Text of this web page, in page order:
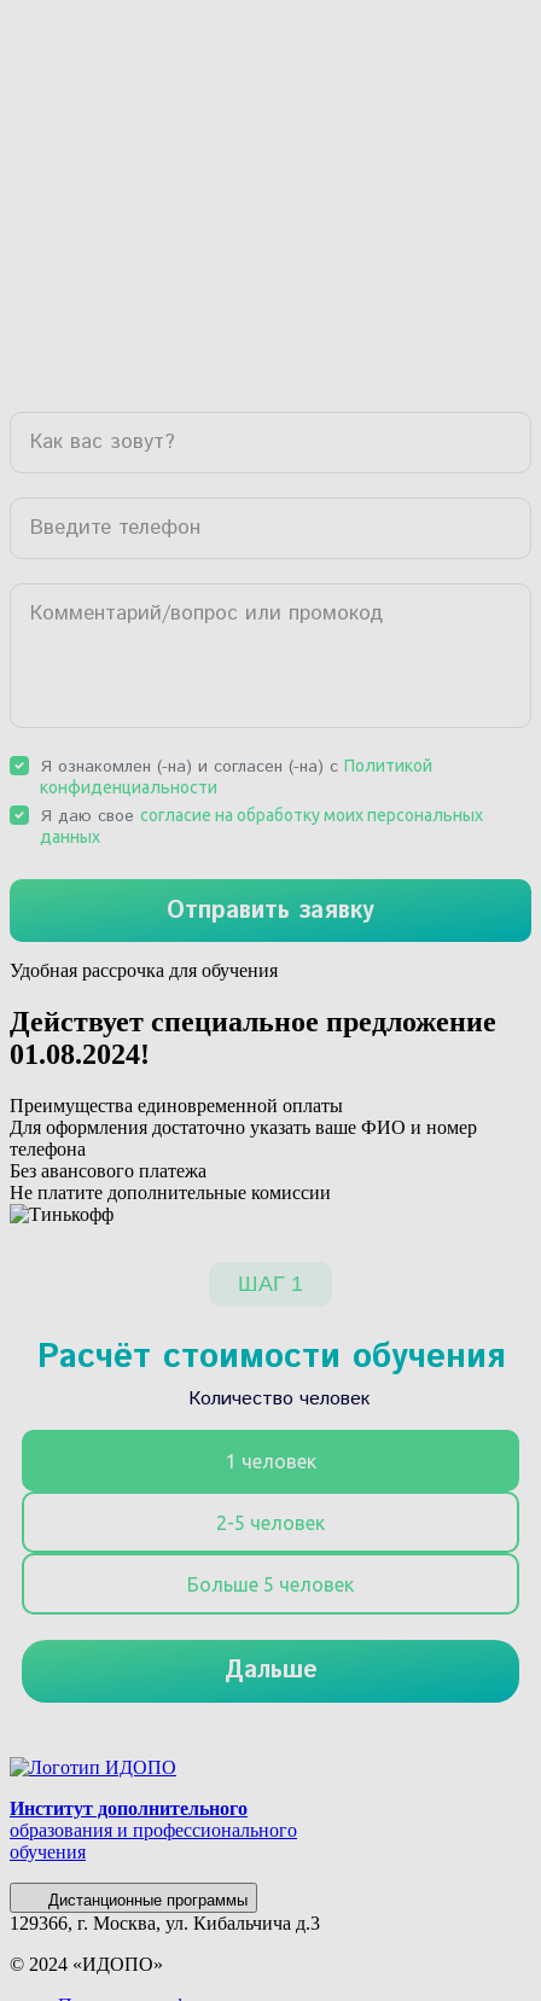
Удобная рассрочка для обучения
Действует специальное предложение
01.08.2024!
Преимущества единовременной оплаты
Для оформления достаточно указать ваше ФИО и номер
телефона
Без авансового платежа
Не платите дополнительные комиссии
Институт дополнительного
образования и профессионального
обучения
Дистанционные программы
129366, г. Москва, ул. Кибальчича д.3
© 2024 «ИДОПО»